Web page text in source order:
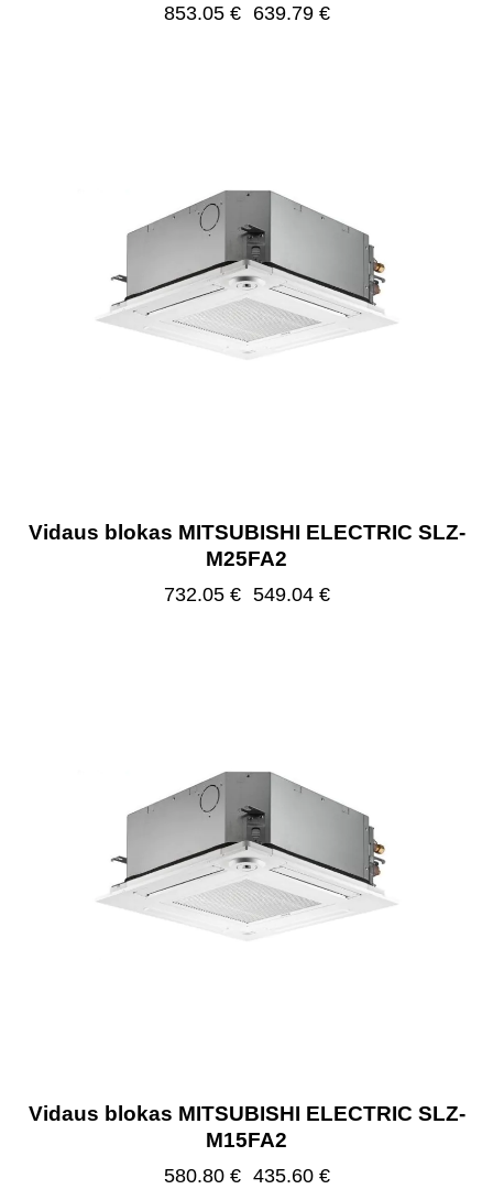
853.05 € 639.79 €
Vidaus blokas MITSUBISHI ELECTRIC SLZ-
M25FA2
732.05 € 549.04 €
Vidaus blokas MITSUBISHI ELECTRIC SLZ-
M15FA2
580.80 € 435.60 €